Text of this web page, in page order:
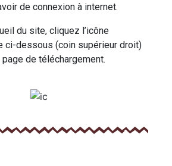
de connexion à internet.
du site, cliquez l’icône
ci-dessous (coin supérieur droit)
de téléchargement.